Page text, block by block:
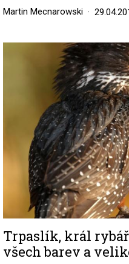
Martin Mecnarowski
Trpaslík, král
všech barev a